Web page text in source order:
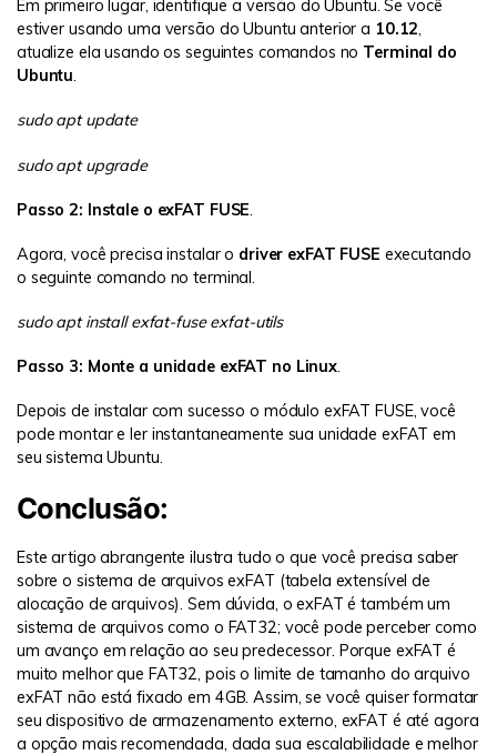
Em primeiro lugar, identifique a versão do Ubuntu. Se você
estiver usando uma versão do Ubuntu anterior a 10.12,
atualize ela usando os seguintes comandos no Terminal do
Ubuntu.
sudo apt update
sudo apt upgrade
Passo 2: Instale o exFAT FUSE.
Agora, você precisa instalar o driver exFAT FUSE executando
o seguinte comando no terminal.
sudo apt install exfat-fuse exfat-utils
Passo 3: Monte a unidade exFAT no Linux.
Depois de instalar com sucesso o módulo exFAT FUSE, você
pode montar e ler instantaneamente sua unidade exFAT em
seu sistema Ubuntu.
Conclusão:
Este artigo abrangente ilustra tudo o que você precisa saber
sobre o sistema de arquivos exFAT (tabela extensível de
alocação de arquivos). Sem dúvida, o exFAT é também um
sistema de arquivos como o FAT32; você pode perceber como
um avanço em relação ao seu predecessor. Porque exFAT é
muito melhor que FAT32, pois o limite de tamanho do arquivo
exFAT não está fixado em 4GB. Assim, se você quiser formatar
seu dispositivo de armazenamento externo, exFAT é até agora
a opção mais recomendada, dada sua escalabilidade e melhor